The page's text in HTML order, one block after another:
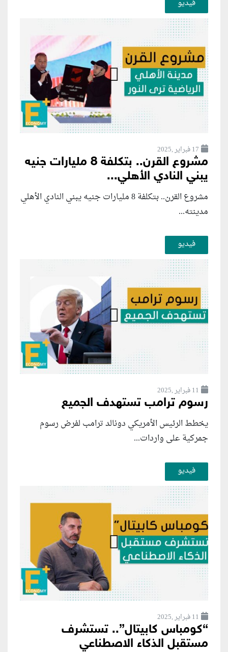
فيديو
17 فبراير ,2025
مشروع القرن.. بتكلفة 8 مليارات جنيه
يبني النادي الأهلي...
مشروع القرن.. بتكلفة 8 مليارات جنيه يبني النادي الأهلي
مدينته...
فيديو
11 فبراير ,2025
رسوم ترامب تستهدف الجميع
يخطط الرئيس الأمريكي دونالد ترامب لفرض رسوم
جمركية على واردات...
فيديو
11 فبراير ,2025
“كومباس كابيتال”.. تستشرف
مستقبل الذكاء الاصطناعي